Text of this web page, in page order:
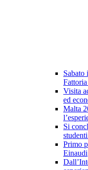
Sabato
Visita
ed
Malta
Si
Primo
Einaudi